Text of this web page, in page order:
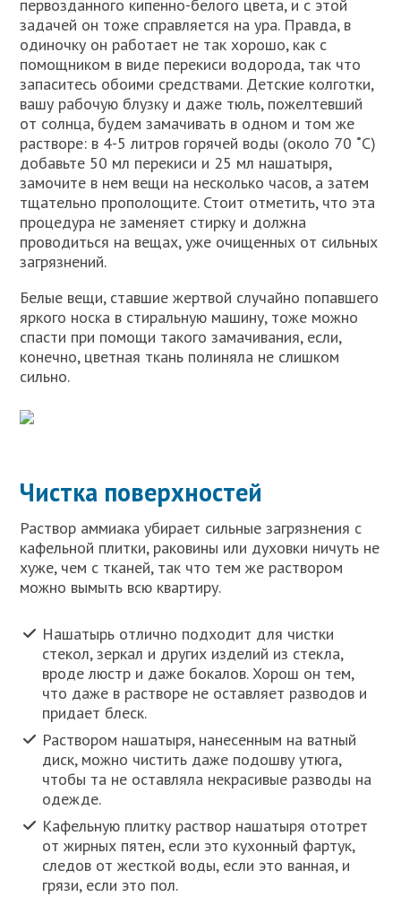
первозданного кипенно-белого цвета, и с этой
задачей он тоже справляется на ура. Правда, в
одиночку он работает не так хорошо, как с
помощником в виде перекиси водорода, так что
запаситесь обоими средствами. Детские колготки,
вашу рабочую блузку и даже тюль, пожелтевший
от солнца, будем замачивать в одном и том же
растворе: в 4-5 литров горячей воды (около 70 ˚С)
добавьте 50 мл перекиси и 25 мл нашатыря,
замочите в нем вещи на несколько часов, а затем
тщательно прополощите. Стоит отметить, что эта
процедура не заменяет стирку и должна
проводиться на вещах, уже очищенных от сильных
загрязнений.
Белые вещи, ставшие жертвой случайно попавшего
яркого носка в стиральную машину, тоже можно
спасти при помощи такого замачивания, если,
конечно, цветная ткань полиняла не слишком
сильно.
Чистка поверхностей
Раствор аммиака убирает сильные загрязнения с
кафельной плитки, раковины или духовки ничуть не
хуже, чем с тканей, так что тем же раствором
можно вымыть всю квартиру.
Нашатырь отлично подходит для чистки
стекол, зеркал и других изделий из стекла,
вроде люстр и даже бокалов. Хорош он тем,
что даже в растворе не оставляет разводов и
придает блеск.
Раствором нашатыря, нанесенным на ватный
диск, можно чистить даже подошву утюга,
чтобы та не оставляла некрасивые разводы на
одежде.
Кафельную плитку раствор нашатыря ототрет
от жирных пятен, если это кухонный фартук,
следов от жесткой воды, если это ванная, и
грязи, если это пол.